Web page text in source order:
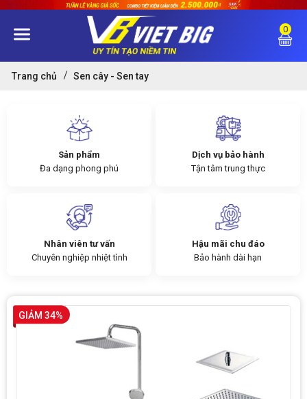
0
Trang chủ Sen cây - Sen tay
Sản phẩm
Đa dạng phong phú
Dịch vụ bảo hành
Tận tâm trung thực
Nhân viên tư vấn
Chuyên nghiệp nhiệt tình
Hậu mãi chu đáo
Bảo hành dài hạn
GIẢM 34%